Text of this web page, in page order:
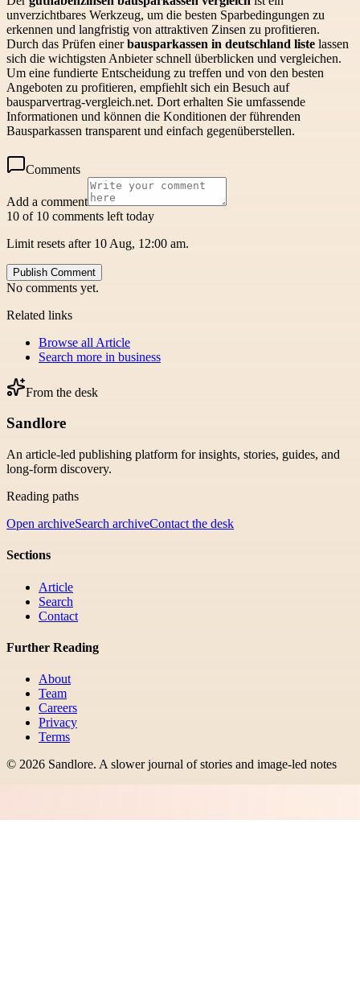
unverzichtbares Werkzeug, um die besten Sparbedingungen zu
erkennen und langfristig von attraktiven Zinsen zu profitieren.
Durch das Prüfen einerbausparkassen in deutschland liste lassen
sich die wichtigsten Anbieter schnell überblicken und vergleichen.
Um eine fundierte Entscheidung zu treffen und von den besten
Angeboten zu profitieren, empfiehlt sich ein Besuch auf
bausparvertrag-vergleich.net. Dort erhalten Sie umfassende
Informationen und können die Konditionen der führenden
Bausparkassen transparent und einfach gegenüberstellen.
Comments
Add a comment
10 of 10 comments left today
Limit resets after 10 Aug, 12:00 am.
Publish Comment
No comments yet.
Related links
Browse all Article
Search more in business
From the desk
Sandlore
An article-led publishing platform for insights, stories, guides, and
long-form discovery.
Reading paths
Open archiveSearch archiveContact the desk
Sections
Article
Search
Contact
Further Reading
About
Team
Careers
Privacy
Terms
© 2026 Sandlore. A slower journal of stories and image-led notes